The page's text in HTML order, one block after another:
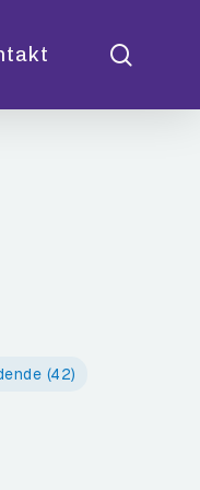
(42)